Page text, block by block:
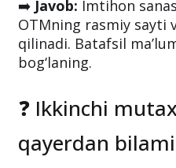
➡️ Javob: Imtihon
OTMning rasmiy sayti
qilinadi. Batafsil
bog‘laning.
❓ Ikkinchi
qayerdan